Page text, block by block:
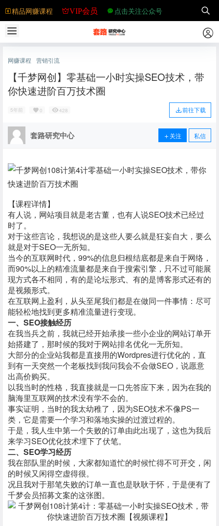
精品网赚课程 VIP会员 点击关注公众号
网赚课程 营销引流
【千梦网创】零基础一小时实操SEO技术，带
你快速进阶百万技术圈
5年前 0 428 前往下载
套路研究中心 关注 私信
【课程详情】
有人说，网站项目就是老古董，也有人说SEO技术已经过
时了。
对于这些言论，我想说的是这些人要么就是狂妄自大，要么
就是对于SEO一无所知。
当今的互联网时代，99%的信息归根结底都是来自于网络，
而90%以上的精准流量都是来自于搜索引擎，只不过可能展
现方式各不相同，有的是论坛形式、有的是博客形式还有的
是视频形式。
在互联网上盈利，从头至尾我们都是在做同一件事情：尽可
能轻松地找到更多精准流量进行变现。
一、SEO接触经历
在我当兵之前，我就已经开始承接一些小企业的网站订单开
始搭建了，那时候的我对于网站排名优化一无所知。
大部分的企业站我都是直接用的Wordpres进行优化的，直
到有一天突然一个老板找到我问我会不会做SEO，说愿意
出高价购买。
以我当时的性格，我直接就是一口先答应下来，因为在我的
脑海里互联网的技术没有学不会的。
事实证明，当时的我太幼稚了，因为SEO技术不像PS一
类，它是需要一个学习和落地实操的过渡过程的。
于是，我人生中第一个失败的订单由此出现了，这也为我后
来学习SEO优化技术埋下了伏笔。
二、SEO学习经历
我在部队里的时候，大家都知道忙的时候忙得不可开交，闲
的时候又闲得空虚得很。
况且我对于那笔失败的订单一直也是耿耿于怀，于是便有了
千梦会员招募文案的这张图。